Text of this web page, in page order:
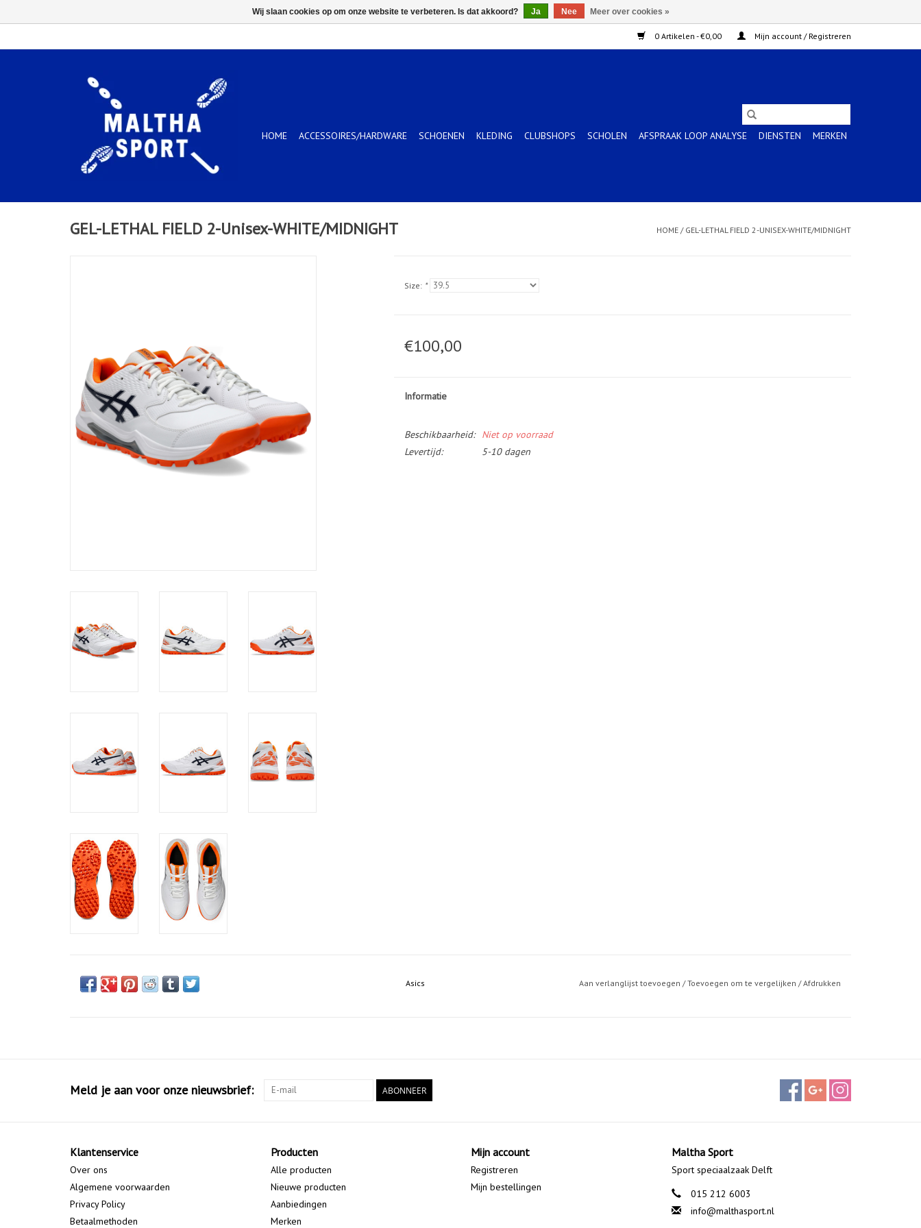
0 Artikelen - €0,00 Mijn account / Registreren
HOME ACCESSOIRES/HARDWARE SCHOENEN KLEDING CLUBSHOPS SCHOLEN AFSPRAAK LOOP ANALYSE DIENSTEN MERKEN
GEL-LETHAL FIELD 2-Unisex-WHITE/MIDNIGHT HOME / GEL-LETHAL FIELD 2-UNISEX-WHITE/MIDNIGHT
Size: *
€100,00
Informatie
Beschikbaarheid:
Niet op voorraad
Levertijd:
5-10 dagen
Asics Aan verlanglijst toevoegen /Toevoegen om te vergelijken /Afdrukken
Meld je aan voor onze nieuwsbrief: ABONNEER
Klantenservice
Over ons
Algemene voorwaarden
Privacy Policy
Betaalmethoden
Producten
Alle producten
Nieuwe producten
Aanbiedingen
Merken
Mijn account
Registreren
Mijn bestellingen
Maltha Sport
Sport speciaalzaak Delft
015 212 6003
info@malthasport.nl
Wij slaan cookies op om onze website te verbeteren. Is dat akkoord? Ja Nee Meer over cookies »